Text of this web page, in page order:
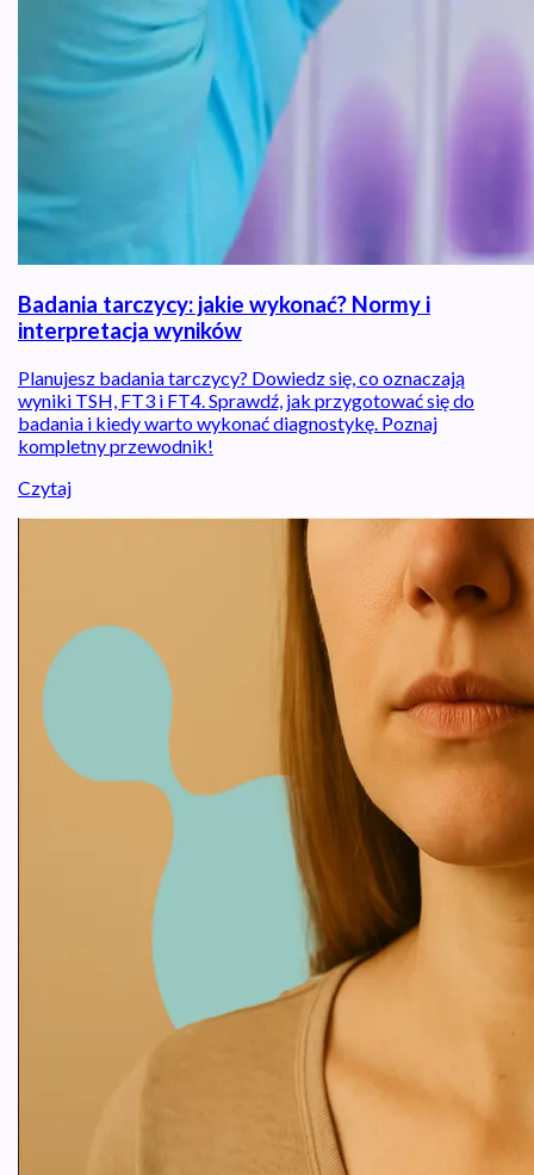
Badania tarczycy: jakie wykonać? Normy i
interpretacja wyników
Planujesz badania tarczycy? Dowiedz się, co oznaczają
wyniki TSH, FT3 i FT4. Sprawdź, jak przygotować się do
badania i kiedy warto wykonać diagnostykę. Poznaj
kompletny przewodnik!
Czytaj